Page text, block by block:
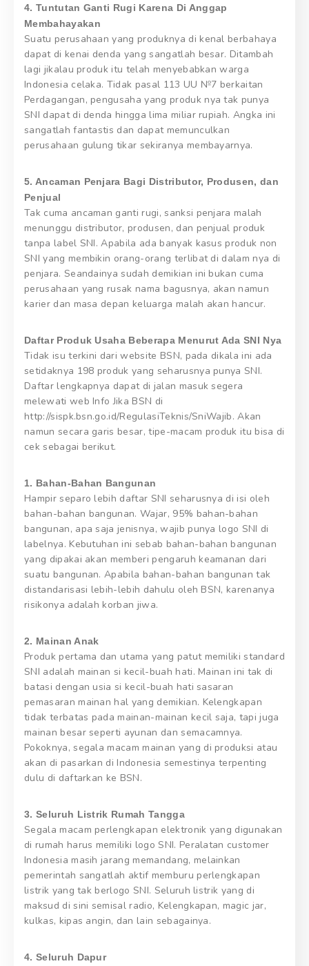
4. Tuntutan Ganti Rugi Karena Di Anggap
Membahayakan
Suatu perusahaan yang produknya di kenal berbahaya
dapat di kenai denda yang sangatlah besar. Ditambah
lagi jikalau produk itu telah menyebabkan warga
Indonesia celaka. Tidak pasal 113 UU №7 berkaitan
Perdagangan, pengusaha yang produk nya tak punya
SNI dapat di denda hingga lima miliar rupiah. Angka ini
sangatlah fantastis dan dapat memunculkan
perusahaan gulung tikar sekiranya membayarnya.
5. Ancaman Penjara Bagi Distributor, Produsen, dan
Penjual
Tak cuma ancaman ganti rugi, sanksi penjara malah
menunggu distributor, produsen, dan penjual produk
tanpa label SNI. Apabila ada banyak kasus produk non
SNI yang membikin orang-orang terlibat di dalam nya di
penjara. Seandainya sudah demikian ini bukan cuma
perusahaan yang rusak nama bagusnya, akan namun
karier dan masa depan keluarga malah akan hancur.
Daftar Produk Usaha Beberapa Menurut Ada SNI Nya
Tidak isu terkini dari website BSN, pada dikala ini ada
setidaknya 198 produk yang seharusnya punya SNI.
Daftar lengkapnya dapat di jalan masuk segera
melewati web Info Jika BSN di
http://sispk.bsn.go.id/RegulasiTeknis/SniWajib. Akan
namun secara garis besar, tipe-macam produk itu bisa di
cek sebagai berikut.
1. Bahan-Bahan Bangunan
Hampir separo lebih daftar SNI seharusnya di isi oleh
bahan-bahan bangunan. Wajar, 95% bahan-bahan
bangunan, apa saja jenisnya, wajib punya logo SNI di
labelnya. Kebutuhan ini sebab bahan-bahan bangunan
yang dipakai akan memberi pengaruh keamanan dari
suatu bangunan. Apabila bahan-bahan bangunan tak
distandarisasi lebih-lebih dahulu oleh BSN, karenanya
risikonya adalah korban jiwa.
2. Mainan Anak
Produk pertama dan utama yang patut memiliki standard
SNI adalah mainan si kecil-buah hati. Mainan ini tak di
batasi dengan usia si kecil-buah hati sasaran
pemasaran mainan hal yang demikian. Kelengkapan
tidak terbatas pada mainan-mainan kecil saja, tapi juga
mainan besar seperti ayunan dan semacamnya.
Pokoknya, segala macam mainan yang di produksi atau
akan di pasarkan di Indonesia semestinya terpenting
dulu di daftarkan ke BSN.
3. Seluruh Listrik Rumah Tangga
Segala macam perlengkapan elektronik yang digunakan
di rumah harus memiliki logo SNI. Peralatan customer
Indonesia masih jarang memandang, melainkan
pemerintah sangatlah aktif memburu perlengkapan
listrik yang tak berlogo SNI. Seluruh listrik yang di
maksud di sini semisal radio, Kelengkapan, magic jar,
kulkas, kipas angin, dan lain sebagainya.
4. Seluruh Dapur